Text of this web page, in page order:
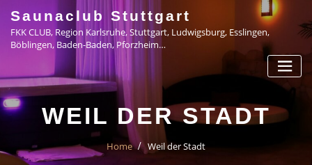
content
Saunaclub Stuttgart
FKK CLUB, Region Karlsruhe, Stuttgart, Ludwigsburg, Esslingen,
Böblingen, Baden-Baden, Pforzheim…
WEIL DER STADT
Home Weil der Stadt